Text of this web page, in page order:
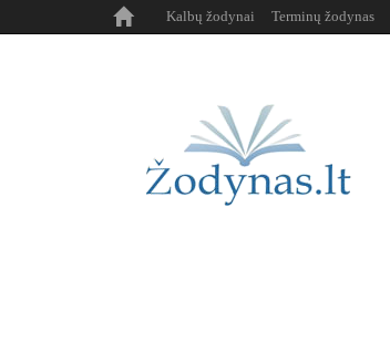
Kalbų žodynai Terminų žodynas